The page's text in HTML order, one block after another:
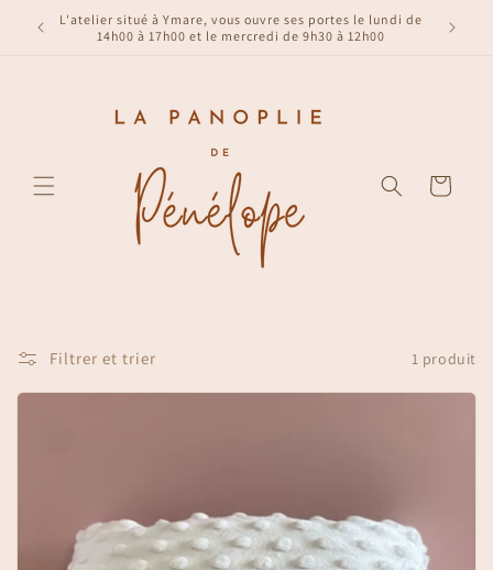
passerL'atelier situé à Ymare, vous ouvre ses portes le lundi de
14h00 à 17h00 et le mercredi de 9h30 à 12h00
Panier
Filtrer et trier 1 produit